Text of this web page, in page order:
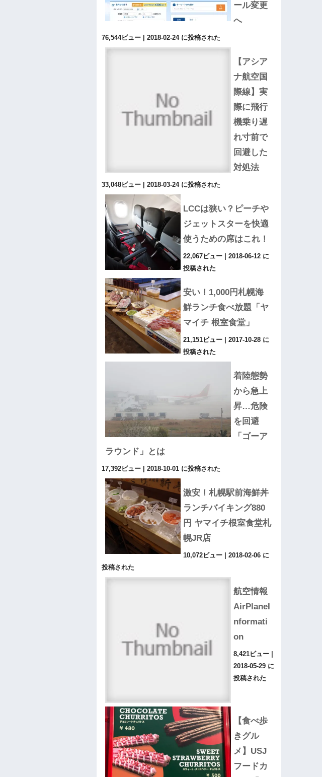
ール変更
へ
76,544ビュー |2018-02-24 に投稿された
【アシア
ナ航空国
際線】実
際に飛行
機乗り遅
れ寸前で
回避した
対処法
33,048ビュー |2018-03-24 に投稿された
LCCは狭い？ピーチや
ジェットスターを快適
使うための席はこれ！
22,067ビュー |2018-06-12 に
投稿された
安い！1,000円札幌海
鮮ランチ食べ放題「ヤ
マイチ 根室食堂」
21,151ビュー |2017-10-28 に
投稿された
着陸態勢
から急上
昇…危険
を回避
「ゴーア
ラウンド」とは
17,392ビュー |2018-10-01 に投稿された
激安！札幌駅前海鮮丼
ランチバイキング880
円 ヤマイチ根室食堂札
幌JR店
10,072ビュー |2018-02-06 に
投稿された
航空情報
AirPlaneI
nformati
on
8,421ビュー
2018-05-29 に
投稿された
【食べ歩
きグル
メ】USJ
フードカ